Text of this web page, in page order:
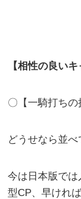
【相性の良い
〇【一騎打ち
どうせなら並べ
今は日本版で
型CP、早けれ